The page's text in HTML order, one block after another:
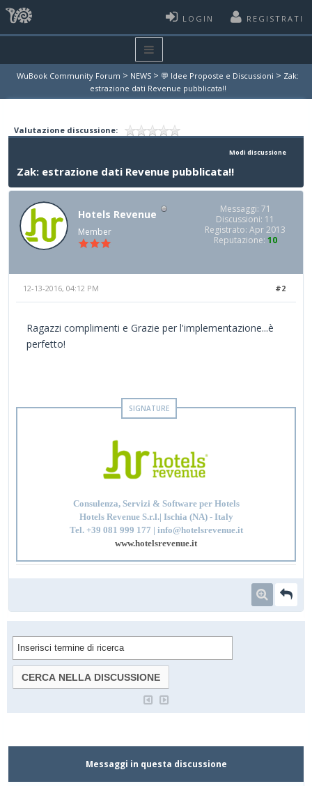
LOGIN REGISTRATI
WuBook Community Forum > NEWS > 💬 Idee Proposte e Discussioni > Zak:
estrazione dati Revenue pubblicata!!
Valutazione discussione:
Modi discussione
Zak: estrazione dati Revenue pubblicata!!
Hotels Revenue
Member
Messaggi: 71
Discussioni: 11
Registrato: Apr 2013
Reputazione: 10
#2
12-13-2016, 04:12 PM
Ragazzi complimenti e Grazie per l'implementazione...è
perfetto!
Consulenza, Servizi & Software per Hotels
Hotels Revenue S.r.l.| Ischia (NA) - Italy
Tel. +39 081 999 177 | info@hotelsrevenue.it
www.hotelsrevenue.it
Messaggi in questa discussione